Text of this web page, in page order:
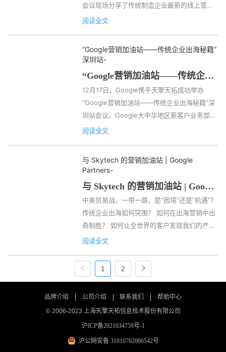
Elly在会议上进行了全新雅虎品牌...
会议现场分享了传统制造企业最新的线上营销
趋势，并带来多个成功案例，帮助企业进行更
析 Google大中华地区新业务部南方区负责人
户建站案例分析》的主题分享。 Eddy以B2B网
站为例，指出数字营销是全球市场的大势所
趋。在当前数字化时代，谷歌能捕捉到采购者
思考的每一个“微时刻”，...
阅读全文
“Google营销加油站——传统企业出海秘籍”
深圳站-
“Google营销加油站——传统企业
出海秘籍”深圳站
12月17日，Google携手天擎天拓成功举办
“Google营销加油站——传统企业出海秘籍”深
圳站会议。Google大中华地区新客户业务部南
区负责人Eddy作为讲师出席此次会议，天擎天
企业受邀参加，共同探讨传统制造企业最新的
首先为大家带来“ B2B 出海营销趋势与客户建
站案例分析“的分享，以 B2B 行业为重点展开
各项分析，他以市场全球化趋势逐渐显著为
例，...
阅读全文
与 Skytech 的营销加油站 | Google
Partners-
与 Skytech 的营销加油站 | Google
Partners
中美贸易战、一带一路，是“困境”还是“机遇”？
传统企业出海如何突围？ 如何在出海营销中出
奇制胜？ 如何让全世界的客户发现我们的产
品？ 为什么我的公司在海外做了推广，销量还
Partners 共同举办的营销加油站： 传统制造企
业出海讲座或许能给到您想要的答案。 诚邀你
业 最新的线上营销趋势，并会为您带来多个成
功案例，帮助您更有效的推广您的生意。 亮点
期待 传统制造企业出海行销秘籍 了解 传统制
造企业 最新线上...
阅读全文
1 2
品牌介绍 公司介绍 联系我们
帮助中心
© 2006-2023 上海天擎天拓信息技术股份有限公司
沪ICP备2021034759号-1
沪公网安备 31010702006542号